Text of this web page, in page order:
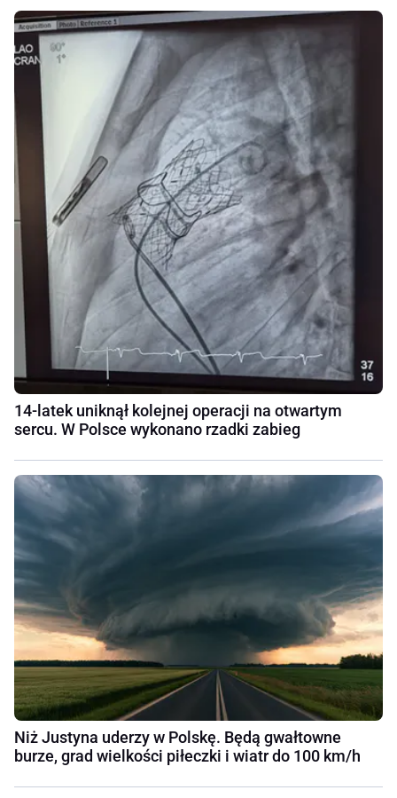
14-latek uniknął kolejnej operacji na otwartym
sercu. W Polsce wykonano rzadki zabieg
Niż Justyna uderzy w Polskę. Będą gwałtowne
burze, grad wielkości piłeczki i wiatr do 100 km/h